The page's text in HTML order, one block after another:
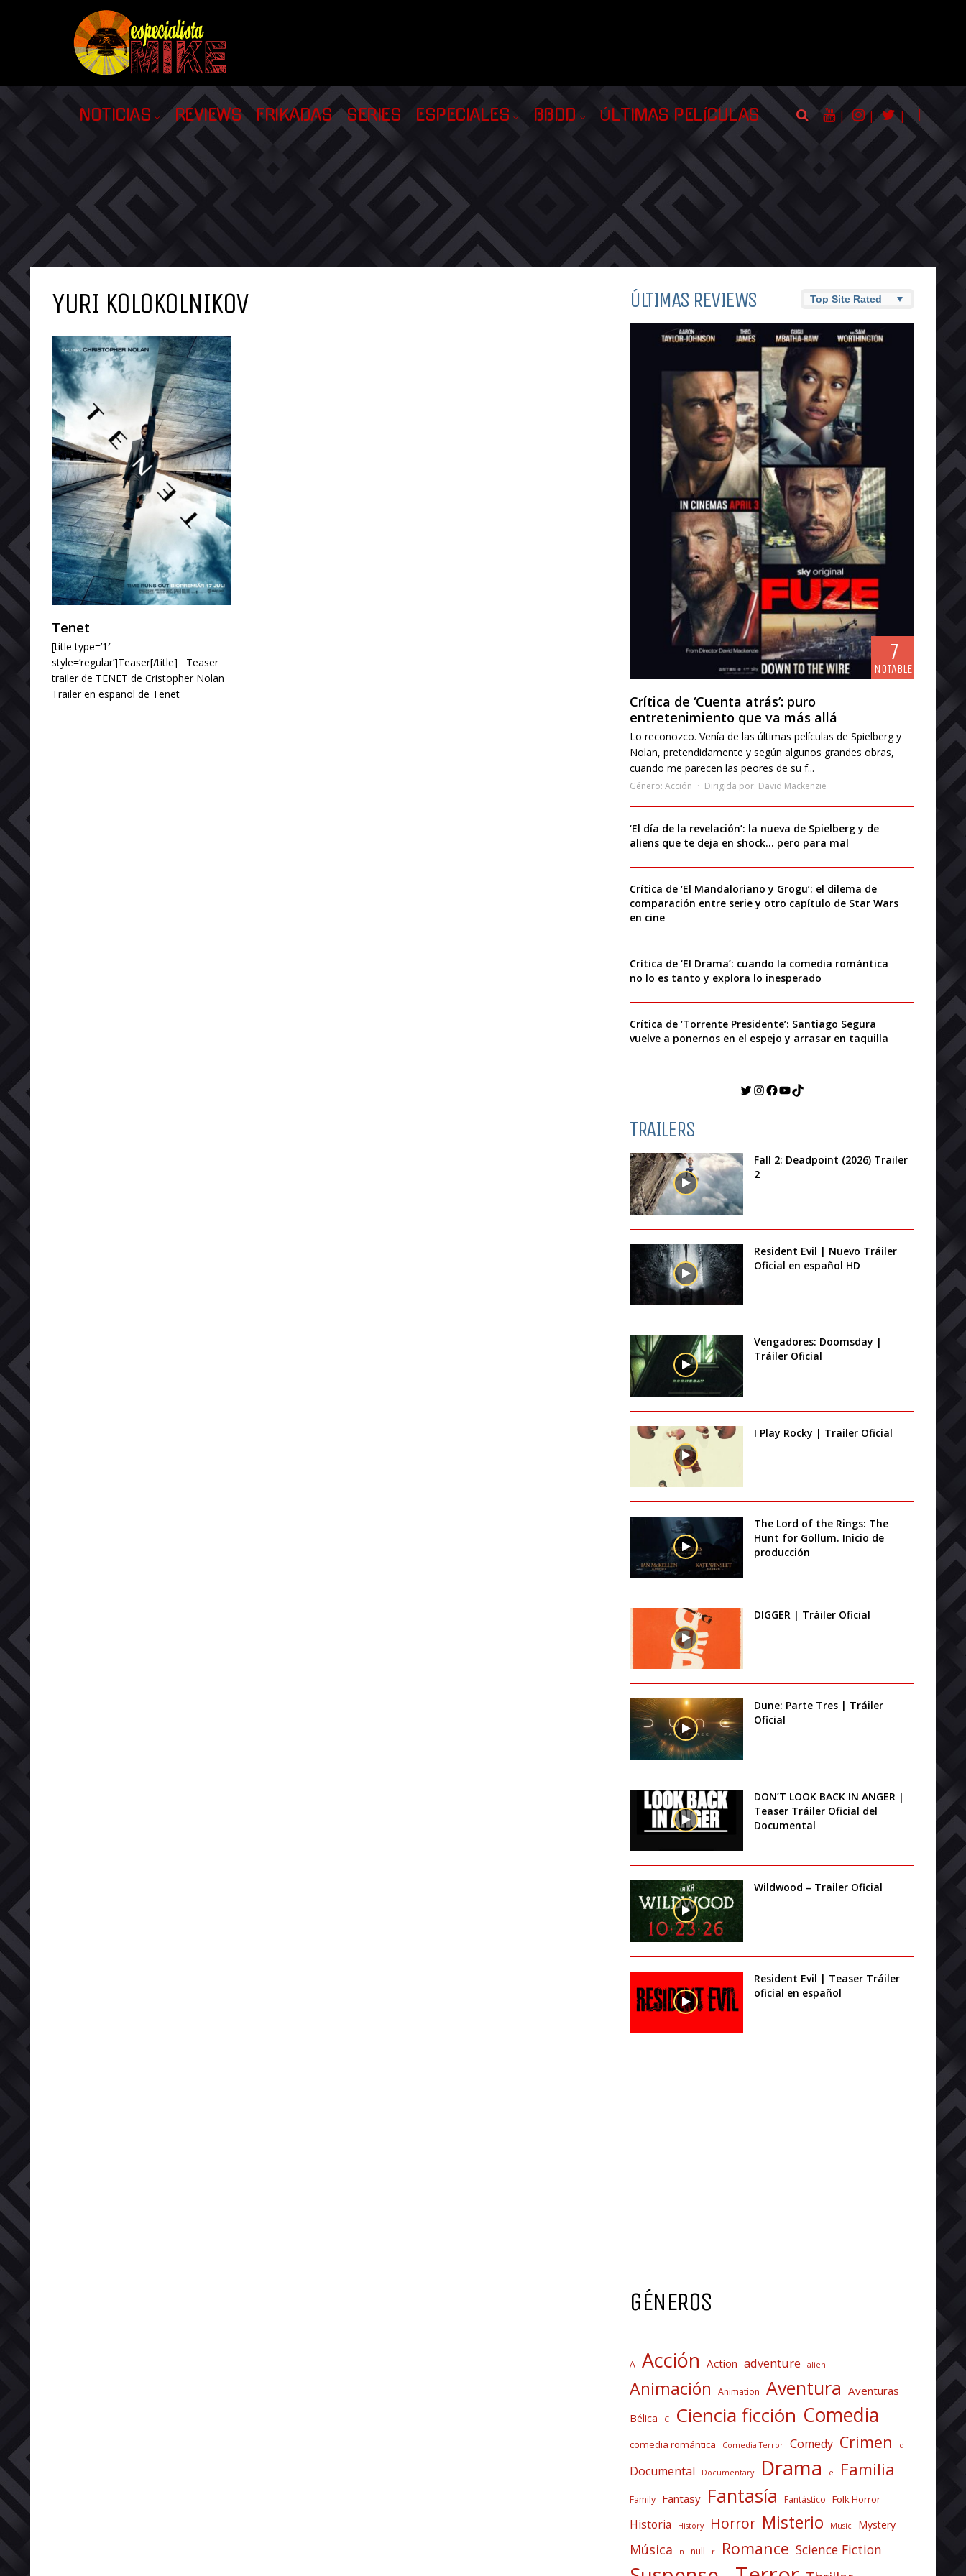
NOTICIAS REVIEWS FRIKADAS SERIES ESPECIALES BBDD ÚLTIMAS PELÍCULAS | | | |
YURI KOLOKOLNIKOV
Tenet
[title type=’1′
style=’regular’]Teaser[/title] Teaser
trailer de TENET de Cristopher Nolan
Trailer en español de Tenet
ÚLTIMAS REVIEWS
7
NOTABLE
Crítica de ‘Cuenta atrás’: puro
entretenimiento que va más allá
Lo reconozco. Venía de las últimas películas de Spielberg y
Nolan, pretendidamente y según algunos grandes obras,
cuando me parecen las peores de su f...
Género: Acción Dirigida por: David Mackenzie
‘El día de la revelación’: la nueva de Spielberg y de
aliens que te deja en shock… pero para mal
Crítica de ‘El Mandaloriano y Grogu’: el dilema de
comparación entre serie y otro capítulo de Star Wars
en cine
Crítica de ‘El Drama’: cuando la comedia romántica
no lo es tanto y explora lo inesperado
Crítica de ‘Torrente Presidente’: Santiago Segura
vuelve a ponernos en el espejo y arrasar en taquilla
Twitter
Instagram
Facebook
YouTube
TikTok
TRAILERS
Fall 2: Deadpoint (2026) Trailer
2
Resident Evil | Nuevo Tráiler
Oficial en español HD
Vengadores: Doomsday |
Tráiler Oficial
I Play Rocky | Trailer Oficial
The Lord of the Rings: The
Hunt for Gollum. Inicio de
producción
DIGGER | Tráiler Oficial
Dune: Parte Tres | Tráiler
Oficial
DON’T LOOK BACK IN ANGER |
Teaser Tráiler Oficial del
Documental
Wildwood – Trailer Oficial
Resident Evil | Teaser Tráiler
oficial en español
GÉNEROS
A Acción Action adventure alien
Animación Animation Aventura Aventuras
Bélica C Ciencia ficción Comedia
comedia romántica Comedia Terror Comedy Crimen d
Documental Documentary Drama e Familia
Family Fantasy Fantasía Fantástico Folk Horror
Historia History Horror Misterio Music Mystery
Música n null r Romance Science Fiction